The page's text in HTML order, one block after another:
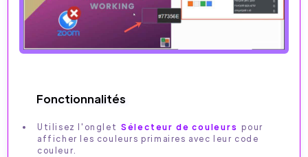
Fonctionnalités
Utilisez l'onglet Sélecteur de couleurs pour
afficher les couleurs primaires avec leur code
couleur.